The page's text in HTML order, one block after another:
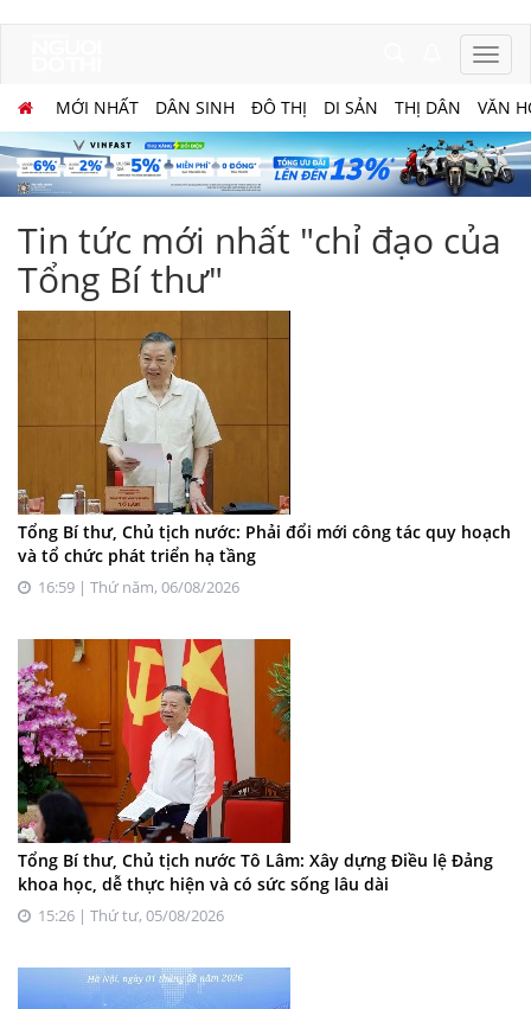
MỚI NHẤT DÂN SINH ĐÔ THỊ DI SẢN THỊ DÂN VĂN
Tin tức mới nhất "chỉ đạo của
Tổng Bí thư"
Tổng Bí thư, Chủ tịch nước: Phải đổi mới công tác quy hoạch
và tổ chức phát triển hạ tầng
16:59 | Thứ năm, 06/08/2026
Tổng Bí thư, Chủ tịch nước Tô Lâm: Xây dựng Điều lệ Đảng
khoa học, dễ thực hiện và có sức sống lâu dài
15:26 | Thứ tư, 05/08/2026